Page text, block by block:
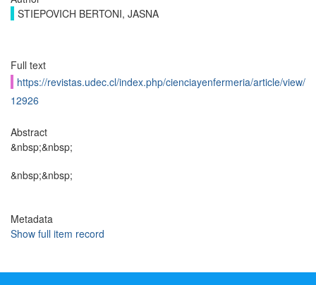
STIEPOVICH BERTONI, JASNA
Full text
https://revistas.udec.cl/index.php/cienciayenfermeria/article/view/
12926
Abstract
&nbsp;&nbsp;
&nbsp;&nbsp;
Metadata
Show full item record